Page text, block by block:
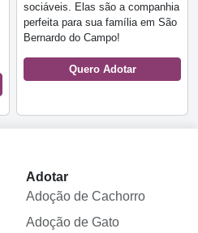
sociáveis. Elas são a companhia
perfeita para sua família em São
Bernardo do Campo!
Quero Adotar
Adotar
Adoção de Cachorro
Adoção de Gato